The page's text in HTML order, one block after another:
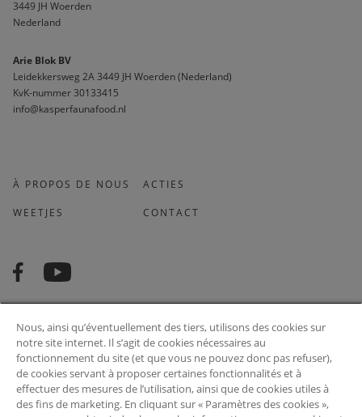
3449 JH Woerden
Nederland
Arie Blok BV
Leidekkersweg 2A 3449 JH Woerden (Nederland)
KvK-nummer 30133415
info@kasperfaunafood.nl
À PROPOS DE NOUS
WEETJES
ACTIES
CONTACT
Souhaitez-vous recevoir des nouvelles et des conseils qui correspondent à
ce qui vous intéresse? Nous sommes heureux de le faire pour vous!
Nous, ainsi qu’éventuellement des tiers, utilisons des cookies sur
notre site internet. Il s’agit de cookies nécessaires au
fonctionnement du site (et que vous ne pouvez donc pas refuser),
de cookies servant à proposer certaines fonctionnalités et à
effectuer des mesures de l’utilisation, ainsi que de cookies utiles à
des fins de marketing. En cliquant sur « Paramètres des cookies »,